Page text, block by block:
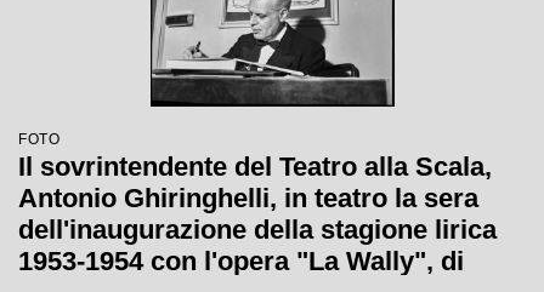
FOTO
Il sovrintendente del Teatro alla Scala,
Antonio Ghiringhelli, in teatro la sera
dell'inaugurazione della stagione lirica
1953-1954 con l'opera "La Wally", di